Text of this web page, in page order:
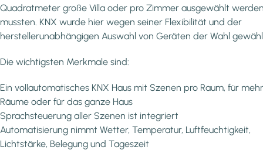
Quadratmeter große Villa oder pro Zimmer ausgewählt
mussten. KNX wurde hier wegen seiner Flexibilität und der
herstellerunabhängigen Auswahl von Geräten der Wahl
Die wichtigsten Merkmale sind:
Ein vollautomatisches KNX Haus mit Szenen pro Raum, für
Räume oder für das ganze Haus
Sprachsteuerung aller Szenen ist integriert
Automatisierung nimmt Wetter, Temperatur, Luftfeuchtigkeit,
Lichtstärke, Belegung und Tageszeit